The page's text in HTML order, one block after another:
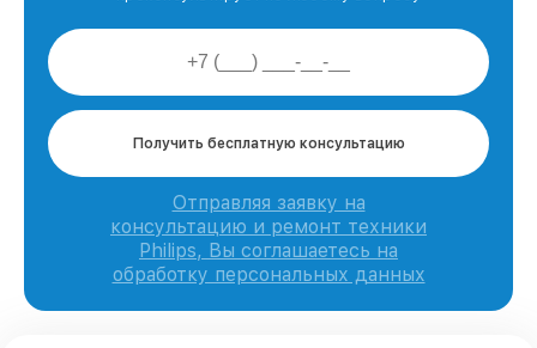
Получить бесплатную консультацию
Отправляя заявку на
консультацию и ремонт техники
Philips, Вы соглашаетесь на
обработку персональных данных